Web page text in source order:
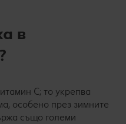
в
С; то укрепва
особено през зимните
също големи